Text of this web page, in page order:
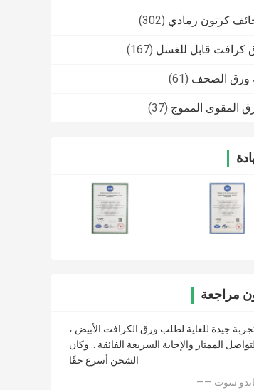
كرتون رمادي (302)
كرافت قابل للغسل (167)
ورق الصحف (61)
المقوى المموج (37)
مراجعة
جيدة للغاية لطلب ورق الكرافت الأبيض ،
الممتاز والإجابة السريعة الفائقة .. وكان
الشحن أسرع حقًا
سوت